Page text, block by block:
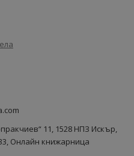
11, 1528 НПЗ Искър,
Онлайн книжарница